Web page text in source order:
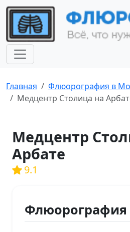
Главная
Флюорография в
Медцентр Столица на
Медцентр
Арбате
9.1
Флюорография